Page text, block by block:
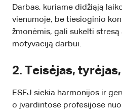
Darbas, kuriame didžiąją
vienumoje, be tiesioginio
žmonėmis, gali sukelti stresą
motyvaciją darbui.
2. Teisėjas,
ESFJ siekia harmonijos ir
o įvardintose profesijose